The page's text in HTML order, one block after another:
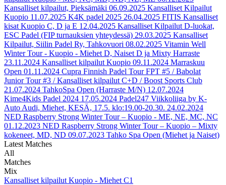
Kansalliset kilpailut, Pieksämäki 06.09.2025 Kansalliset Kilpailut
Kuopio 11.07.2025 K4K padel 2025 26.04.2025 FITIS Kansalliset
kisat Kuopio C, D ja E 12.04.2025 Kansalliset Kilpailut D-luokat,
ESC Padel (FIP turnauksien yhteydessä) 29.03.2025 Kansalliset
Kilpailut, Siilin Padel Ry, Tahkovuori 08.02.2025 Vitamin Well
Winter Tour - Kuopio - Miehet D, Naiset D ja Mixty Harraste
23.11.2024 Kansalliset kilpailut Kuopio 09.11.2024 Marraskuu
Open 01.11.2024 Cupra Finnish Padel Tour FPT #5 / Babolat
Junior Tour #3 / Kansalliset kilpailut C+D / Boost Sports Club
21.07.2024 TahkoSpa Open (Harraste M/N) 12.07.2024
Kime4Kids Padel 2024 17.05.2024 Padel247 Viikkoliiga by K-
Auto Audi, Miehet, KESÄ, 17.5. klo:19.00-20.30. 24.02.2024
NED Raspberry Strong Winter Tour – Kuopio - ME, NE, MC, NC
01.12.2023 NED Raspberry Strong Winter Tour – Kuopio – Mixty
kokeneet, MD, ND 09.07.2023 Tahko Spa Open (Miehet ja Naiset)
Latest Matches
All
Matches
Mix
Kansalliset kilpailut Kuopio - Miehet C1